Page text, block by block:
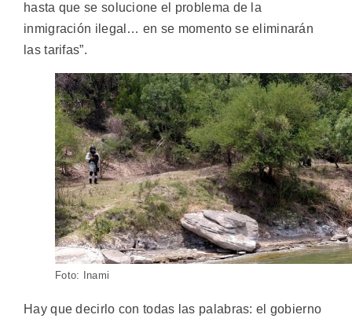
hasta que se solucione el problema de la
inmigración ilegal… en se momento se eliminarán
las tarifas”.
Foto: Inami
Hay que decirlo con todas las palabras: el gobierno